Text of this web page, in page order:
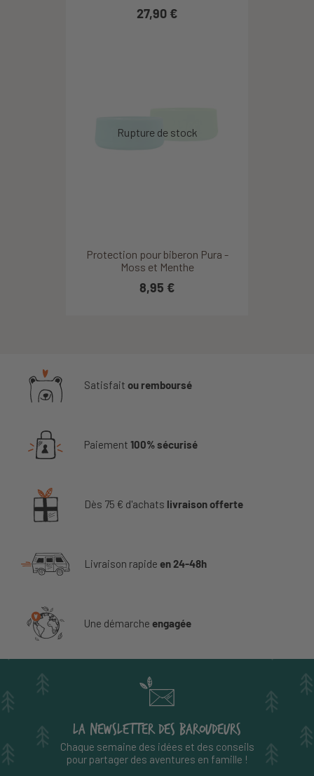
27,90 €
Protection pour biberon Pura -
Moss et Menthe
8,95 €
Satisfait ou remboursé
Paiement 100% sécurisé
Dès 75 € d'achats livraison offerte
Livraison rapide en 24-48h
Une démarche engagée
LA NEWSLETTER DES BAROUDEURS
Chaque semaine des idées et des conseils
pour partager des aventures en famille !